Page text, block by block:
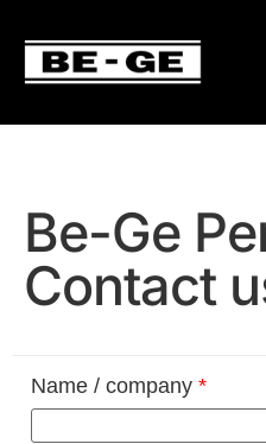
Be-Ge
Contact
Name / company *